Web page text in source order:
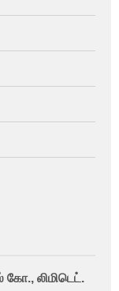
லிமிடெட்.